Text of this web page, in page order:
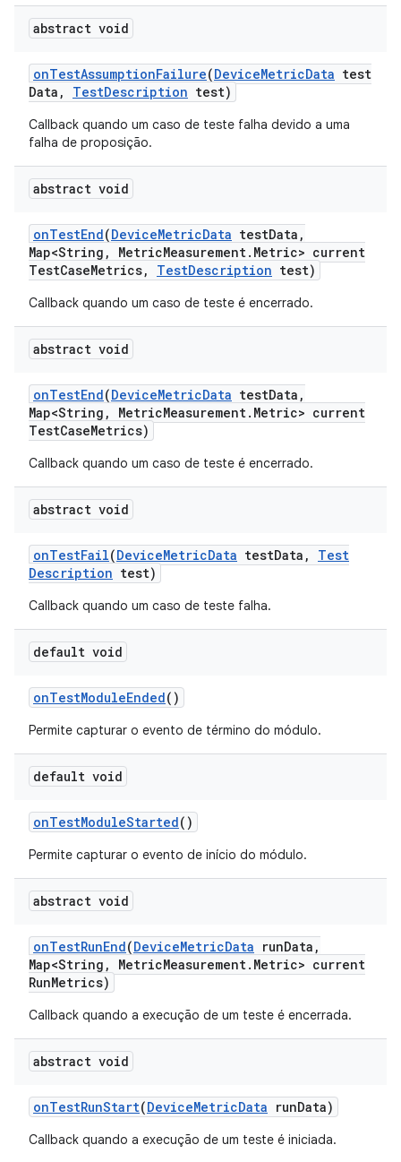
abstract void
onTestAssumptionFailure(DeviceMetricData test
Data , TestDescription test)
Callback quando um caso de teste falha devido a uma
falha de proposição.
abstract void
onTestEnd(DeviceMetricData testData ,
Map<String , MetricMeasurement. Metric> current
TestCaseMetrics, TestDescription test)
Callback quando um caso de teste é encerrado.
abstract void
onTestEnd(DeviceMetricData testData ,
Map<String , MetricMeasurement. Metric> current
TestCaseMetrics)
Callback quando um caso de teste é encerrado.
abstract void
onTestFail(DeviceMetricData testData ,
Test
Description test)
Callback quando um caso de teste falha.
default void
onTestModuleEnded()
Permite capturar o evento de término do módulo.
default void
onTestModuleStarted()
Permite capturar o evento de início do módulo.
abstract void
onTestRunEnd(DeviceMetricData runData ,
Map<String , MetricMeasurement. Metric> current
RunMetrics)
Callback quando a execução de um teste é encerrada.
abstract void
onTestRunStart(DeviceMetricData runData)
Callback quando a execução de um teste é iniciada.